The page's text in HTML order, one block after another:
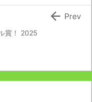
賞！ 2025
 Prev